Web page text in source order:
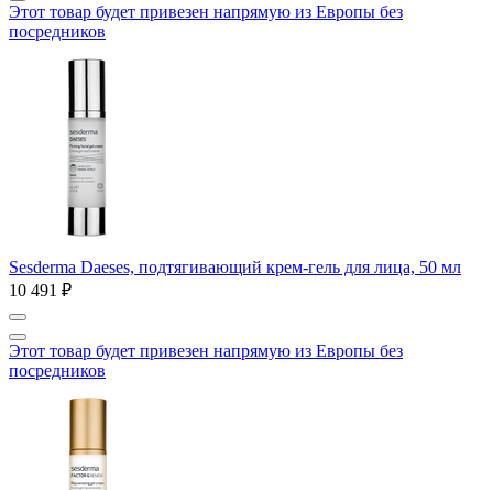
Этот товар будет привезен напрямую из Европы без
посредников
Sesderma Daeses, подтягивающий крем-гель для лица, 50 мл
10 491 ₽
Этот товар будет привезен напрямую из Европы без
посредников